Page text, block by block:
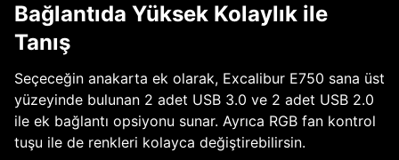
Bağlantıda Yüksek Kolaylık ile
Tanış
Seçeceğin anakarta ek olarak, Excalibur E750 sana üst
yüzeyinde bulunan 2 adet USB 3.0 ve 2 adet USB 2.0
ile ek bağlantı opsiyonu sunar. Ayrıca RGB fan kontrol
tuşu ile de renkleri kolayca değiştirebilirsin.